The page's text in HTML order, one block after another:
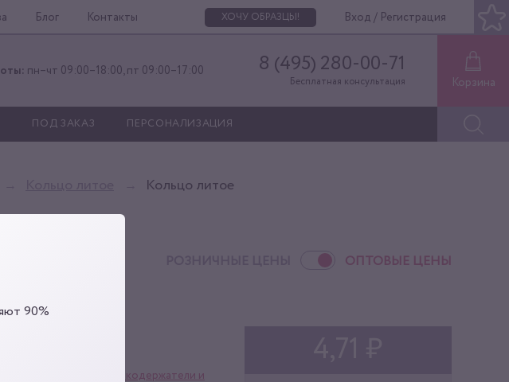
Блог Контакты ХОЧУ ОБРАЗЦЫ! Вход / Регистрация
пн–чт 09:00–18:00, пт 09:00–17:00 8 (495) 280-00-71
Бесплатная консультация Корзина
ПОД ЗАКАЗ ПЕРСОНАЛИЗАЦИЯ
Кольцо литое
Ручкодержатели и
ОПТОВЫЕ ЦЕНЫ
90%